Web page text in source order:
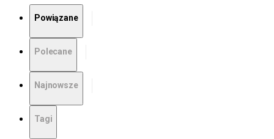
Powiązane
Polecane
Najnowsze
Tagi